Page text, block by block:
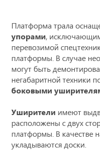
Платформа трала
упорами,
перевозимой
платформы. В случае
могут быть
негабаритной техники
боковыми
Уширители имеют
расположены с двух
платформы. В качестве
укладываются доски.